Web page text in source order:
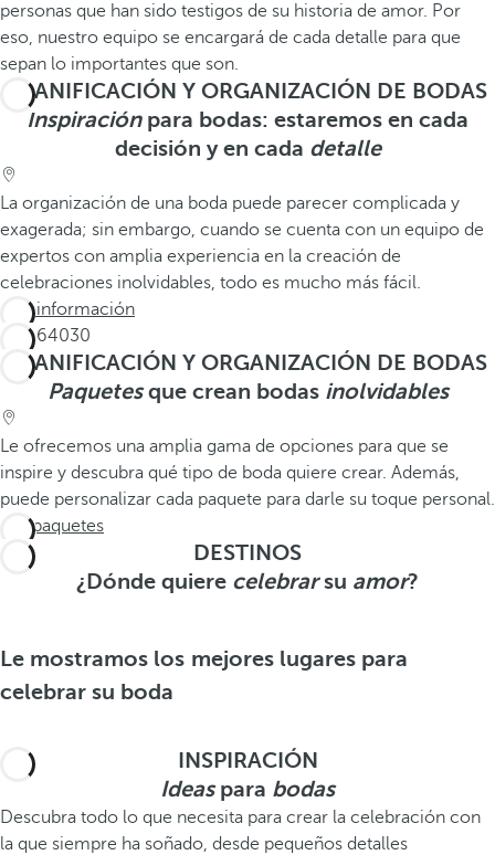
personas que han sido testigos de su historia de amor. Por
eso, nuestro equipo se encargará de cada detalle para que
sepan lo importantes que son.
PLANIFICACIÓN Y ORGANIZACIÓN DE BODAS
Inspiraciónpara bodas: estaremos en cada
decisión y en cada detalle
La organización de una boda puede parecer complicada y
exagerada; sin embargo, cuando se cuenta con un equipo de
expertos con amplia experiencia en la creación de
celebraciones inolvidables, todo es mucho más fácil.
Más información
PLANIFICACIÓN Y ORGANIZACIÓN DE BODAS
Paquetesque crean bodas inolvidables
Le ofrecemos una amplia gama de opciones para que se
inspire y descubra qué tipo de boda quiere crear. Además,
puede personalizar cada paquete para darle su toque personal.
Ver paquetes
DESTINOS
¿Dónde quiere celebrarsu amor?
Le mostramos los mejores lugares para
celebrar su boda
INSPIRACIÓN
Ideaspara bodas
Descubra todo lo que necesita para crear la celebración con
la que siempre ha soñado, desde pequeños detalles